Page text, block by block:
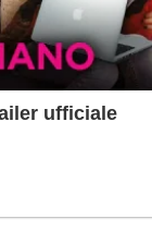
ufficiale